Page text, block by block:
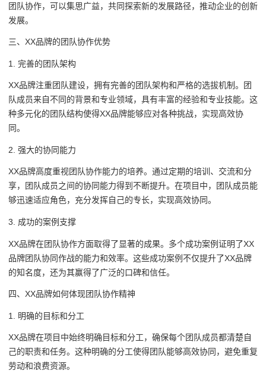
团队协作，可以集思广益，共同探索新的发展路径，推动企业的创新
发展。
三、XX品牌的团队协作优势
1. 完善的团队架构
XX品牌注重团队建设，拥有完善的团队架构和严格的选拔机制。团
队成员来自不同的背景和专业领域，具有丰富的经验和专业技能。这
种多元化的团队结构使得XX品牌能够应对各种挑战，实现高效协
同。
2. 强大的协同能力
XX品牌高度重视团队协作能力的培养。通过定期的培训、交流和分
享，团队成员之间的协同能力得到不断提升。在项目中，团队成员能
够迅速适应角色，充分发挥自己的专长，实现高效协同。
3. 成功的案例支撑
XX品牌在团队协作方面取得了显著的成果。多个成功案例证明了XX
品牌团队协同作战的能力和效率。这些成功案例不仅提升了XX品牌
的知名度，还为其赢得了广泛的口碑和信任。
四、XX品牌如何体现团队协作精神
1. 明确的目标和分工
XX品牌在项目中始终明确目标和分工，确保每个团队成员都清楚自
己的职责和任务。这种明确的分工使得团队能够高效协同，避免重复
劳动和浪费资源。